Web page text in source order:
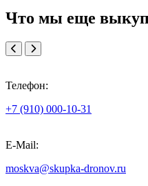
Что мы еще
Телефон:
+7 (910) 000-10-31
E-Mail:
moskva@skupka-dronov.ru